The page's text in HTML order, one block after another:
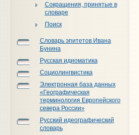
Сокращения, принятые в
словаре
Поиск
Словарь эпитетов Ивана
Бунина
Русская идиоматика
Социолингвистика
Электронная база данных
«Географическая
терминология Европейского
севера России»
Русский идеографический
словарь